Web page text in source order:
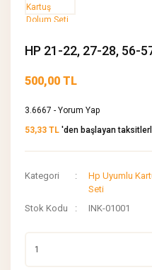
HP 21-22, 27-28, 56-
500,00 TL
3.6667 - Yorum Yap
53,33 TL 'den başlayan
Kategori
Hp Uyumlu
Seti
Stok Kodu
INK-01001